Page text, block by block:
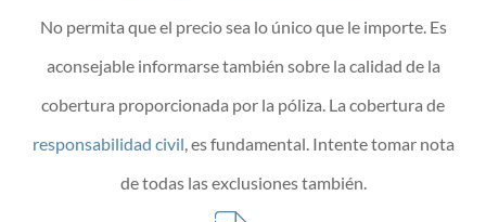
No permita que el precio sea lo único que le importe. Es
aconsejable informarse también sobre la calidad de la
cobertura proporcionada por la póliza. La cobertura de
responsabilidad civil,es fundamental. Intente tomar nota
de todas las exclusiones también.